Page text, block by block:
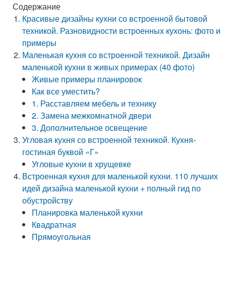
Содержание
Красивые дизайны кухни со встроенной бытовой
техникой. Разновидности встроенных кухонь: фото и
примеры
Маленькая кухня со встроенной техникой. Дизайн
маленькой кухни в живых примерах (40 фото)
Живые примеры планировок
Как все уместить?
1. Расставляем мебель и технику
2. Замена межкомнатной двери
3. Дополнительное освещение
Угловая кухня со встроенной техникой. Кухня-
гостиная буквой «Г»
Угловые кухни в хрущевке
Встроенная кухня для маленькой кухни. 110 лучших
идей дизайна маленькой кухни + полный гид по
обустройству
Планировка маленькой кухни
Квадратная
Прямоугольная